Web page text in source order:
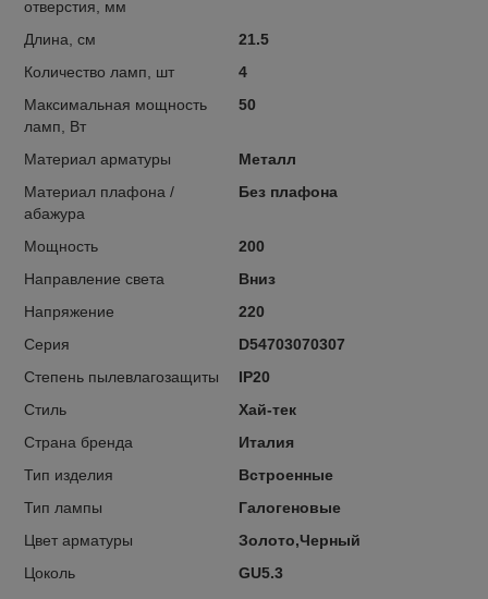
отверстия, мм
Длина, см
21.5
Количество ламп, шт
4
Максимальная мощность
ламп, Вт
50
Материал арматуры
Металл
Материал плафона /
абажура
Без плафона
Мощность
200
Направление света
Вниз
Напряжение
220
Серия
D54703070307
Степень пылевлагозащиты
IP20
Стиль
Хай-тек
Страна бренда
Италия
Тип изделия
Встроенные
Тип лампы
Галогеновые
Цвет арматуры
Золото,Черный
Цоколь
GU5.3